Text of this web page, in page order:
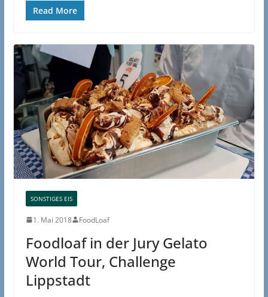
Read More
SONSTIGES EIS
1. Mai 2018 FoodLoaf
Foodloaf in der Jury Gelato
World Tour, Challenge
Lippstadt